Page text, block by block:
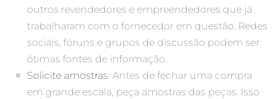
outros revendedores e empreendedores que já
trabalharam com o fornecedor em questão. Redes
sociais, fóruns e grupos de discussão podem ser
ótimas fontes de informação.
Solicite amostras: Antes de fechar uma compra
em grande escala, peça amostras das peças. Isso